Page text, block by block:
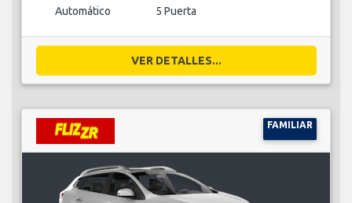
Automático 5 Puerta
VER DETALLES...
FAMILIAR